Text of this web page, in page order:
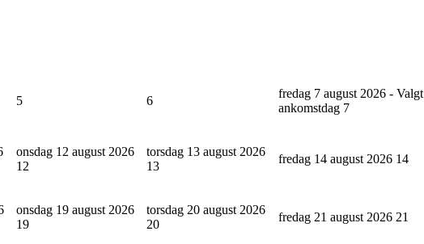
5 6
fredag 7 august 2026 - Valgt
ankomstdag 7
onsdag 12 august 2026
12
torsdag 13 august 2026
13
fredag 14 august 2026 14
onsdag 19 august 2026
19
torsdag 20 august 2026
20
fredag 21 august 2026 21